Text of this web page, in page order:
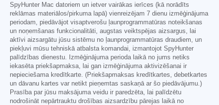
SpyHunter Mac datoriem un ietver vairākas ierīces (kā norādīts
reklāmas materiālos/pirkuma lapā) vienreizējam 7 dienu izmēģinājuma
periodam, piedāvājot visaptverošu ļaunprogrammatūras noteikšanas
un noņemšanas funkcionalitāti, augstas veiktspējas aizsargus, lai
aktīvi aizsargātu jūsu sistēmu no ļaunprogrammatūras draudiem, un
piekļuvi mūsu tehniskā atbalsta komandai, izmantojot SpyHunter
palīdzības dienestu. Izmēģinājuma perioda laikā no jums netiks
iekasēta priekšapmaksa, lai gan izmēģinājuma aktivizēšanai ir
nepieciešama kredītkarte. (Priekšapmaksas kredītkartes, debetkartes
un dāvanu kartes var netikt pieņemtas saskaņā ar šo piedāvājumu.)
Prasība par jūsu maksājuma veidu ir paredzēta, lai palīdzētu
nodrošināt nepārtrauktu drošības aizsardzību pārejas laikā no